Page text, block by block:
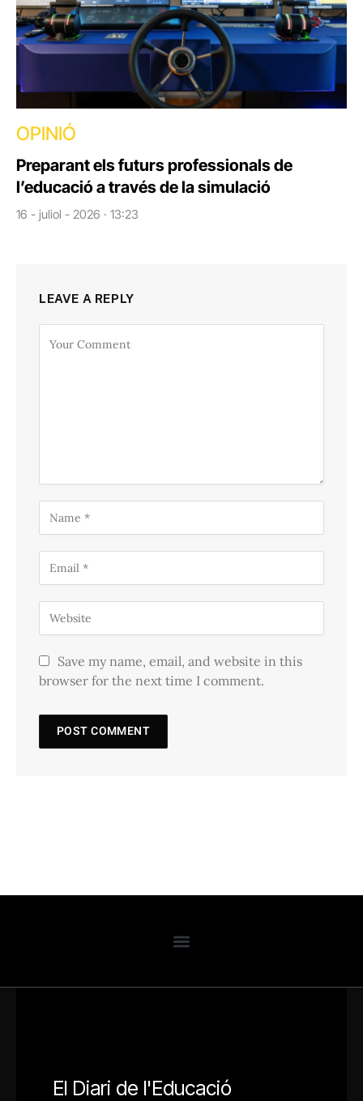
OPINIÓ
Preparant els futurs professionals de
l’educació a través de la simulació
16 - juliol - 2026 · 13:23
LEAVE A REPLY
Save my name, email, and website in this
browser for the next time I comment.